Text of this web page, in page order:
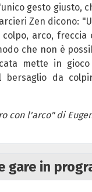
gesto giusto,
Zen dicono:
arco, freccia
che non è
mette in
bersaglio da
con l'arco" di
gare in